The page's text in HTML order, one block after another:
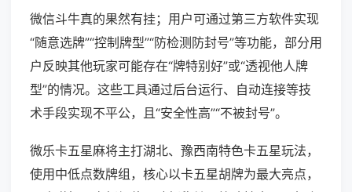
微信斗牛真的果然有挂；用户可通过第三方软件实现
“随意选牌”“控制牌型”“防检测防封号”等功能，部分用
户反映其他玩家可能存在“牌特别好”或“透视他人牌
型”的情况。这些工具通过后台运行、自动连接等技
术手段实现不平公，且“安全性高”“不被封号”。
微乐卡五星麻将主打湖北、豫西南特色卡五星玩法，
使用中低点数牌组，核心以卡五星胡牌为最大亮点，